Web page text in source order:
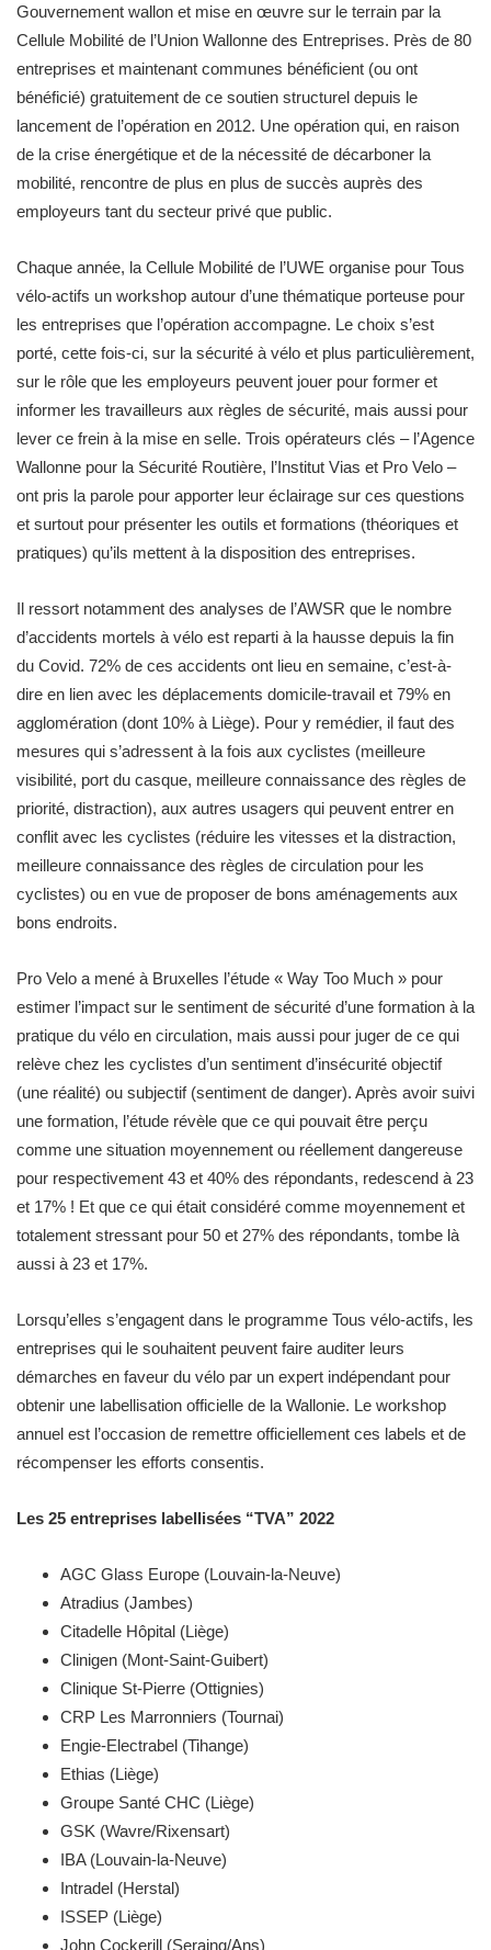
Gouvernement wallon et mise en œuvre sur le terrain par la
Cellule Mobilité de l’Union Wallonne des Entreprises. Près de 80
entreprises et maintenant communes bénéficient (ou ont
bénéficié) gratuitement de ce soutien structurel depuis le
lancement de l’opération en 2012. Une opération qui, en raison
de la crise énergétique et de la nécessité de décarboner la
mobilité, rencontre de plus en plus de succès auprès des
employeurs tant du secteur privé que public.
Chaque année, la Cellule Mobilité de l’UWE organise pour Tous
vélo-actifs un workshop autour d’une thématique porteuse pour
les entreprises que l’opération accompagne. Le choix s’est
porté, cette fois-ci, sur la sécurité à vélo et plus particulièrement,
sur le rôle que les employeurs peuvent jouer pour former et
informer les travailleurs aux règles de sécurité, mais aussi pour
lever ce frein à la mise en selle. Trois opérateurs clés – l’Agence
Wallonne pour la Sécurité Routière, l’Institut Vias et Pro Velo –
ont pris la parole pour apporter leur éclairage sur ces questions
et surtout pour présenter les outils et formations (théoriques et
pratiques) qu’ils mettent à la disposition des entreprises.
Il ressort notamment des analyses de l’AWSR que le nombre
d’accidents mortels à vélo est reparti à la hausse depuis la fin
du Covid. 72% de ces accidents ont lieu en semaine, c’est-à-
dire en lien avec les déplacements domicile-travail et 79% en
agglomération (dont 10% à Liège). Pour y remédier, il faut des
mesures qui s’adressent à la fois aux cyclistes (meilleure
visibilité, port du casque, meilleure connaissance des règles de
priorité, distraction), aux autres usagers qui peuvent entrer en
conflit avec les cyclistes (réduire les vitesses et la distraction,
meilleure connaissance des règles de circulation pour les
cyclistes) ou en vue de proposer de bons aménagements aux
bons endroits.
Pro Velo a mené à Bruxelles l’étude « Way Too Much » pour
estimer l’impact sur le sentiment de sécurité d’une formation à la
pratique du vélo en circulation, mais aussi pour juger de ce qui
relève chez les cyclistes d’un sentiment d’insécurité objectif
(une réalité) ou subjectif (sentiment de danger). Après avoir suivi
une formation, l’étude révèle que ce qui pouvait être perçu
comme une situation moyennement ou réellement dangereuse
pour respectivement 43 et 40% des répondants, redescend à 23
et 17% ! Et que ce qui était considéré comme moyennement et
totalement stressant pour 50 et 27% des répondants, tombe là
aussi à 23 et 17%.
Lorsqu’elles s’engagent dans le programme Tous vélo-actifs, les
entreprises qui le souhaitent peuvent faire auditer leurs
démarches en faveur du vélo par un expert indépendant pour
obtenir une labellisation officielle de la Wallonie. Le workshop
annuel est l’occasion de remettre officiellement ces labels et de
récompenser les efforts consentis.
Les 25 entreprises labellisées “TVA” 2022
AGC Glass Europe (Louvain-la-Neuve)
Atradius (Jambes)
Citadelle Hôpital (Liège)
Clinigen (Mont-Saint-Guibert)
Clinique St-Pierre (Ottignies)
CRP Les Marronniers (Tournai)
Engie-Electrabel (Tihange)
Ethias (Liège)
Groupe Santé CHC (Liège)
GSK (Wavre/Rixensart)
IBA (Louvain-la-Neuve)
Intradel (Herstal)
ISSEP (Liège)
John Cockerill (Seraing/Ans)